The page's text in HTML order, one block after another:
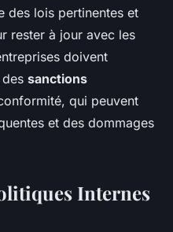
des lois pertinentes et
rester à jour avec les
doivent
sanctions
qui peuvent
et des dommages
Internes